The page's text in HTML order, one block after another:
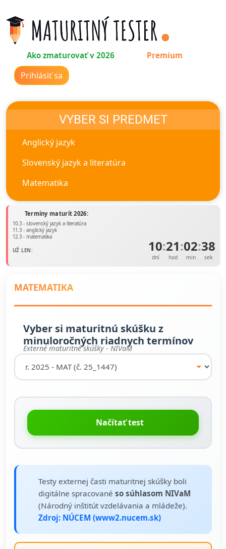
Ako zmaturovať v 2026 Premium
Prihlásiť sa
VYBER SI PREDMET
Anglický jazyk
Slovenský jazyk a literatúra
Matematika
Termíny maturít 2026:
10.3 - slovenský jazyk a literatúra
11.3 - anglický jazyk
12.3 - matematika
UŽ LEN: 10
dní
:21
hod
:02
min
:38
sek
MATEMATIKA
Vyber si maturitnú skúšku z
minuloročných riadnych termínov
Externé maturitné skúšky - NIVaM
Načítať test
Testy externej časti maturitnej skúšky boli
digitálne spracované so súhlasom NIVaM
(Národný inštitút vzdelávania a mládeže).
Zdroj: NÚCEM (www2.nucem.sk)